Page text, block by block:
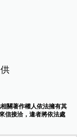
關著作權人依法擁有其
信接洽，違者將依法處